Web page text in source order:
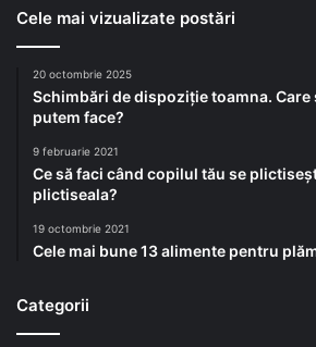
Cele mai vizualizate postări
20 octombrie 2025
Schimbări de dispoziție toamna. Care
putem face?
9 februarie 2021
Ce să faci când copilul tău se
plictiseala?
19 octombrie 2021
Cele mai bune 13 alimente pentru
Categorii